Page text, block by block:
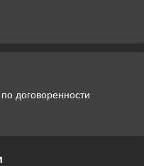
договоренности